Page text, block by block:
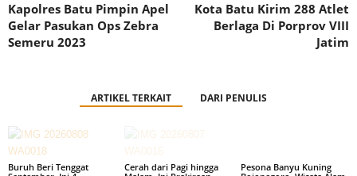
Kapolres Batu Pimpin Apel
Gelar Pasukan Ops Zebra
Semeru 2023
Kota Batu Kirim 288 Atlet
Berlaga Di Porprov VIII
Jatim
ARTIKEL TERKAIT DARI PENULIS
Buruh Beri Tenggat
Cerah dari Pagi hingga
Pesona Banyu Kuning